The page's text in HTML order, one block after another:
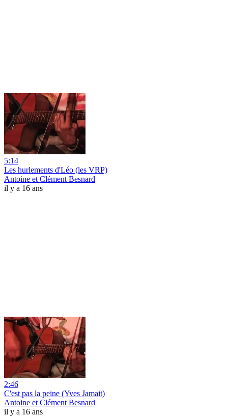
5:14
Les hurlements d'Léo (les VRP)
Antoine et Clément Besnard
il y a 16 ans
2:46
C'est pas la peine (Yves Jamait)
Antoine et Clément Besnard
il y a 16 ans